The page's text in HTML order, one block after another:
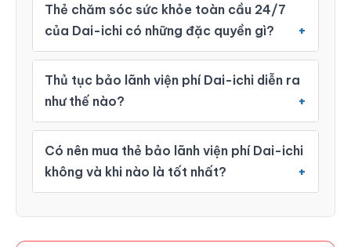
Thẻ chăm sóc sức khỏe toàn cầu 24/7
của Dai-ichi có những đặc quyền gì?
Thủ tục bảo lãnh viện phí Dai-ichi diễn ra
như thế nào?
Có nên mua thẻ bảo lãnh viện phí Dai-ichi
không và khi nào là tốt nhất?